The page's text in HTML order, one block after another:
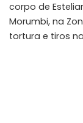
corpo de
Morumbi, na
tortura e tiros